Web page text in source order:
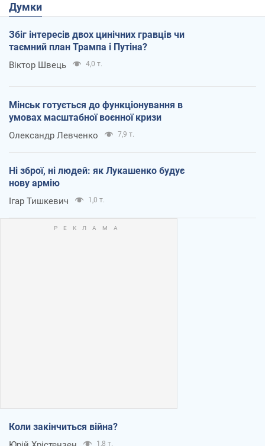
Думки
Збіг інтересів двох цинічних гравців чи
таємний план Трампа і Путіна?
Віктор Швець 4,0 т.
Мінськ готується до функціонування в
умовах масштабної воєнної кризи
Олександр Левченко 7,9 т.
Ні зброї, ні людей: як Лукашенко будує
нову армію
Ігар Тишкевич 1,0 т.
Коли закінчиться війна?
1,8 т.